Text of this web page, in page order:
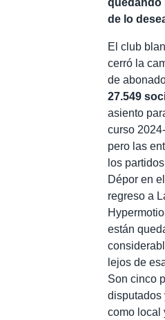
quedando
de lo
El club
cerró la
de
27.549
asiento
curso
pero las
los
Dépor en el
regreso a
están
lejos de
Son cinco
disputados
como local